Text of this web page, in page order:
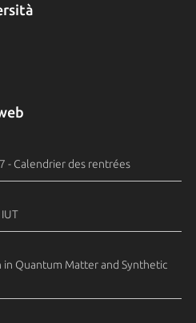
- Calendrier des rentrées
Quantum Matter and Synthetic